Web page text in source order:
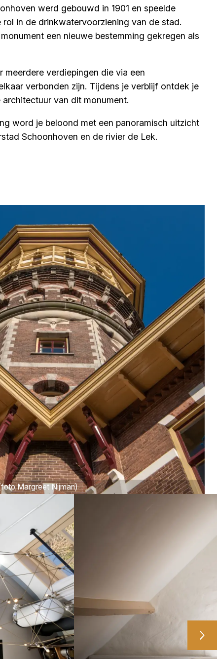
werd gebouwd in 1901 en speelde
rol in de drinkwatervoorziening van de stad.
een nieuwe bestemming gekregen als
meerdere verdiepingen die via een
verbonden zijn. Tijdens je verblijf ontdek je
van dit monument.
word je beloond met een panoramisch uitzicht
Schoonhoven en de rivier de Lek.
Margreet Nijman)